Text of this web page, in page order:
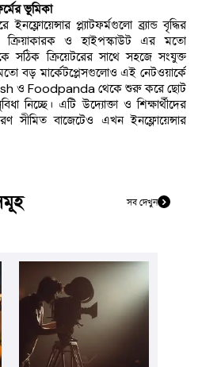
ভূমিকা
প্ল্যাটফর্মগুলো ব্র্যান্ড বৃদ্ধির
ক্রিয়াকারক ও হাইপস্কাউট এর মতো
সঠিক ক্রিয়েটরের সাথে সহজে সংযুক্ত
বড় মার্কেটপ্লেসগুলোও এই নেটওয়ার্কে
ও Foodpanda থেকে শুরু করে ছোট
নিচ্ছে। এটি উদ্যোক্তা ও শিক্ষার্থীদের
সীমিত বাজেটেও এখন ইনফ্লোয়েন্সার
সব দেখুন